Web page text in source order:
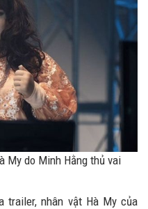
My do Minh Hằng thủ vai
trailer, nhân vật Hà My của